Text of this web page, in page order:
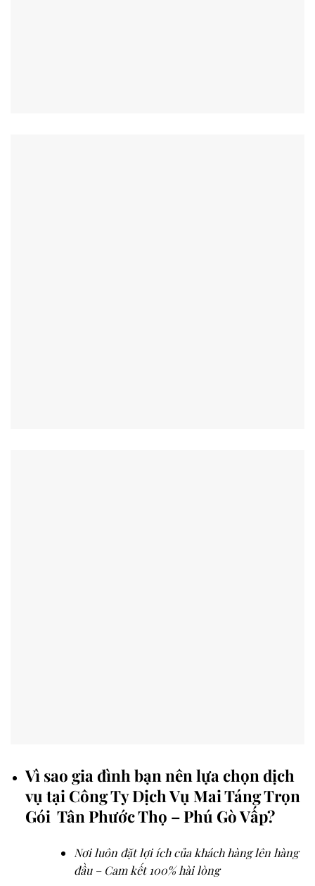
Vì sao gia đình bạn nên lựa chọn dịch
vụ tại Công Ty Dịch Vụ Mai Táng Trọn
Gói Tân Phước Thọ – Phú Gò Vấp?
Nơi luôn đặt lợi ích của khách hàng lên hàng
đầu – Cam kết 100% hài lòng